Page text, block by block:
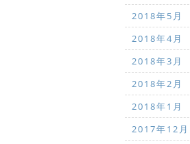
2018年5月
2018年4月
2018年3月
2018年2月
2018年1月
2017年12月